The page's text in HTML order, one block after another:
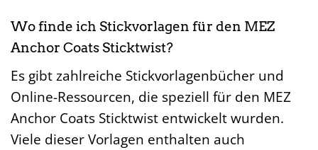
Wo finde ich Stickvorlagen für den MEZ
Anchor Coats Sticktwist?
Es gibt zahlreiche Stickvorlagenbücher und
Online-Ressourcen, die speziell für den MEZ
Anchor Coats Sticktwist entwickelt wurden.
Viele dieser Vorlagen enthalten auch